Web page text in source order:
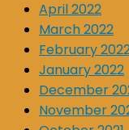
April 2022
March 2022
February
January 2022
December
November